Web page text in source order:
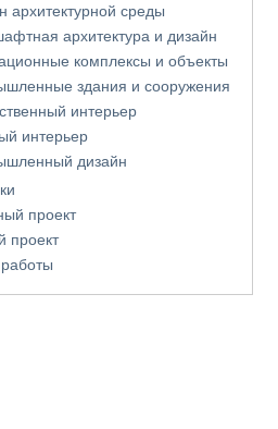
архитектурной среды
архитектура и дизайн
комплексы и объекты
здания и сооружения
интерьер
интерьер
дизайн
проект
проект